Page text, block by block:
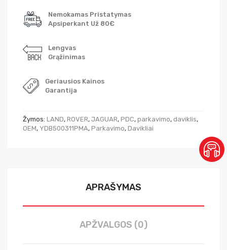
Nemokamas Pristatymas
Apsiperkant Už 80€
Lengvas
Grąžinimas
Geriausios Kainos
Garantija
Žymos: LAND, ROVER, JAGUAR, PDC, parkavimo, daviklis,
OEM, YDB500311PMA, Parkavimo, Davikliai
APRAŠYMAS
APŽVALGOS (0)